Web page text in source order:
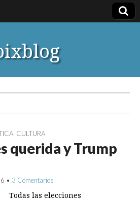
CULTURA
querida y Trump
• 3 Comentarios
Todas las elecciones